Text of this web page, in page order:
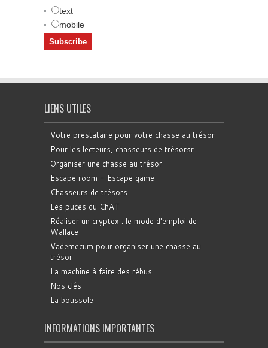
text
mobile
LIENS UTILES
Votre prestataire pour votre chasse au trésor
Pour les lecteurs, chasseurs de trésorsr
Organiser une chasse au trésor
Escape room - Escape game
Chasseurs de trésors
Les puces du ChAT
Réaliser un cryptex : le mode d'emploi de
Wallace
Vademecum pour organiser une chasse au
trésor
La machine à faire des rébus
Nos clés
La boussole
INFORMATIONS IMPORTANTES